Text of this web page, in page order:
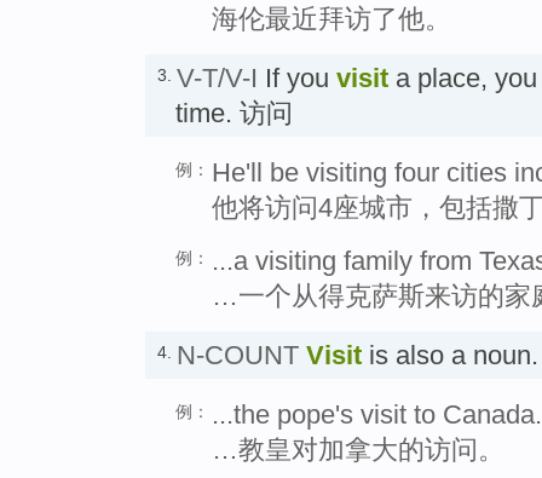
海伦最近拜访了他。
3. V-T/V-I If you visit a place,
time. 访问
例： He'll be visiting four cities
他将访问4座城市，包括撒
例：
...a visiting family from
…一个从得克萨斯来访的家
4. N-COUNT Visit is also a
例：
...the pope's visit to Canada.
…教皇对加拿大的访问。